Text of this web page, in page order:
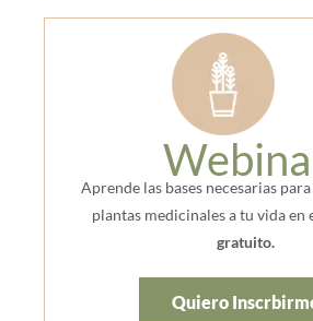
Aprende las bases necesarias
plantas medicinales a tu vida en
gratuito.
Quiero